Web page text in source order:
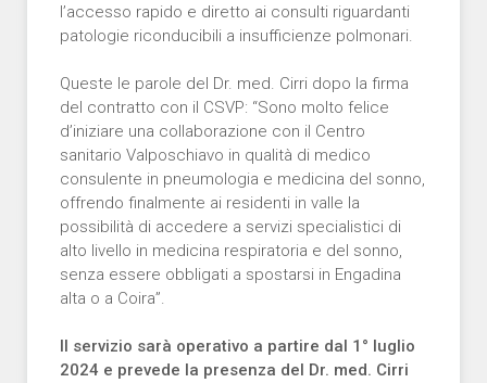
l’accesso rapido e diretto ai consulti riguardanti
patologie riconducibili a insufficienze polmonari.
Queste le parole del Dr. med. Cirri dopo la firma
del contratto con il CSVP: “Sono molto felice
d’iniziare una collaborazione con il Centro
sanitario Valposchiavo in qualità di medico
consulente in pneumologia e medicina del sonno,
offrendo finalmente ai residenti in valle la
possibilità di accedere a servizi specialistici di
alto livello in medicina respiratoria e del sonno,
senza essere obbligati a spostarsi in Engadina
alta o a Coira”.
Il servizio sarà operativo a partire dal 1° luglio
2024 e prevede la presenza del Dr. med. Cirri